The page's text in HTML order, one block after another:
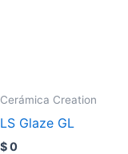
Cerámica Creation
LS Glaze GL
$0